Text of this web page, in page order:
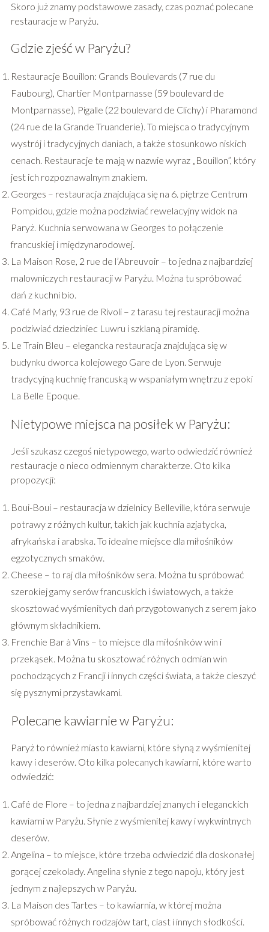
Skoro już znamy podstawowe zasady, czas poznać polecane
restauracje w Paryżu.
Gdzie zjeść w Paryżu?
Restauracje Bouillon: Grands Boulevards (7 rue du
Faubourg), Chartier Montparnasse (59 boulevard de
Montparnasse), Pigalle (22 boulevard de Clichy) i Pharamond
(24 rue de la Grande Truanderie). To miejsca o tradycyjnym
wystrój i tradycyjnych daniach, a także stosunkowo niskich
cenach. Restauracje te mają w nazwie wyraz „Bouillon”, który
jest ich rozpoznawalnym znakiem.
Georges – restauracja znajdująca się na 6. piętrze Centrum
Pompidou, gdzie można podziwiać rewelacyjny widok na
Paryż. Kuchnia serwowana w Georges to połączenie
francuskiej i międzynarodowej.
La Maison Rose, 2 rue de l’Abreuvoir – to jedna z najbardziej
malowniczych restauracji w Paryżu. Można tu spróbować
dań z kuchni bio.
Café Marly, 93 rue de Rivoli – z tarasu tej restauracji można
podziwiać dziedziniec Luwru i szklaną piramidę.
Le Train Bleu – elegancka restauracja znajdująca się w
budynku dworca kolejowego Gare de Lyon. Serwuje
tradycyjną kuchnię francuską w wspaniałym wnętrzu z epoki
La Belle Epoque.
Nietypowe miejsca na posiłek w Paryżu:
Jeśli szukasz czegoś nietypowego, warto odwiedzić również
restauracje o nieco odmiennym charakterze. Oto kilka
propozycji:
Boui-Boui – restauracja w dzielnicy Belleville, która serwuje
potrawy z różnych kultur, takich jak kuchnia azjatycka,
afrykańska i arabska. To idealne miejsce dla miłośników
egzotycznych smaków.
Cheese – to raj dla miłośników sera. Można tu spróbować
szerokiej gamy serów francuskich i światowych, a także
skosztować wyśmienitych dań przygotowanych z serem jako
głównym składnikiem.
Frenchie Bar à Vins – to miejsce dla miłośników win i
przekąsek. Można tu skosztować różnych odmian win
pochodzących z Francji i innych części świata, a także cieszyć
się pysznymi przystawkami.
Polecane kawiarnie w Paryżu:
Paryż to również miasto kawiarni, które słyną z wyśmienitej
kawy i deserów. Oto kilka polecanych kawiarni, które warto
odwiedzić:
Café de Flore – to jedna z najbardziej znanych i eleganckich
kawiarni w Paryżu. Słynie z wyśmienitej kawy i wykwintnych
deserów.
Angelina – to miejsce, które trzeba odwiedzić dla doskonałej
gorącej czekolady. Angelina słynie z tego napoju, który jest
jednym z najlepszych w Paryżu.
La Maison des Tartes – to kawiarnia, w której można
spróbować różnych rodzajów tart, ciast i innych słodkości.